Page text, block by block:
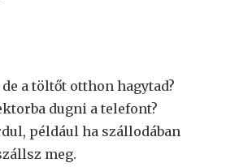
de a töltőt otthon hagytad?
dugni a telefont?
például ha szállodában
meg.